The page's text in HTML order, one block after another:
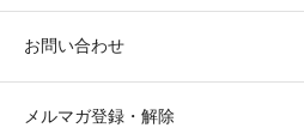
お問い合わせ
メルマガ登録・解除